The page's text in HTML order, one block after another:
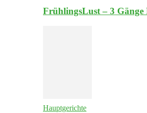
FrühlingsLust – 3
Hauptgerichte